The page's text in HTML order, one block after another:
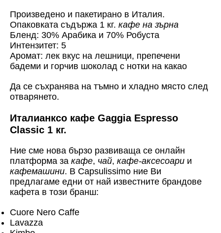
Произведено и пакетирано в Италия.
Опаковката съдържа 1 кг. кафе на зърна
Бленд: 30% Арабика и 70% Робуста
Интензитет: 5
Аромат: лек вкус на лешници, препечени
бадеми и горчив шоколад с нотки на какао
Да се съхранява на тъмно и хладно място след
отварянето.
Италианксо кафе Gaggia Espresso
Classic 1 кг.
Ние сме нова бързо развиваща се онлайн
платформа за кафе, чай, кафе-аксесоари и
кафемашини. В Capsulissimo ние Ви
предлагаме едни от най известните брандове
кафета в този бранш:
Cuore Nero Caffe
Lavazza